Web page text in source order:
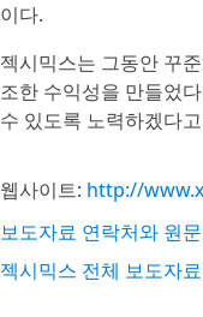
이다.
젝시믹스는 그동안 꾸
조한 수익성을 만들었
수 있도록 노력하겠다
웹사이트: http://
보도자료 연락처와 원
젝시믹스 전체 보도자